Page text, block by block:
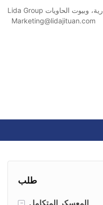
Marketing@lidajituan.com
طلب
- المعسكر المتكامل